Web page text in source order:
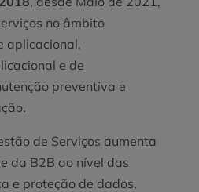
no âmbito
aplicacional,
e de
preventiva e
de Serviços aumenta
da B2B ao nível das
e proteção de dados,